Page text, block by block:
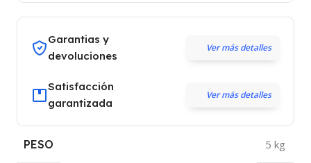
Garantias y
devoluciones
Ver más detalles
Satisfacción
garantizada
Ver más detalles
PESO 5 kg